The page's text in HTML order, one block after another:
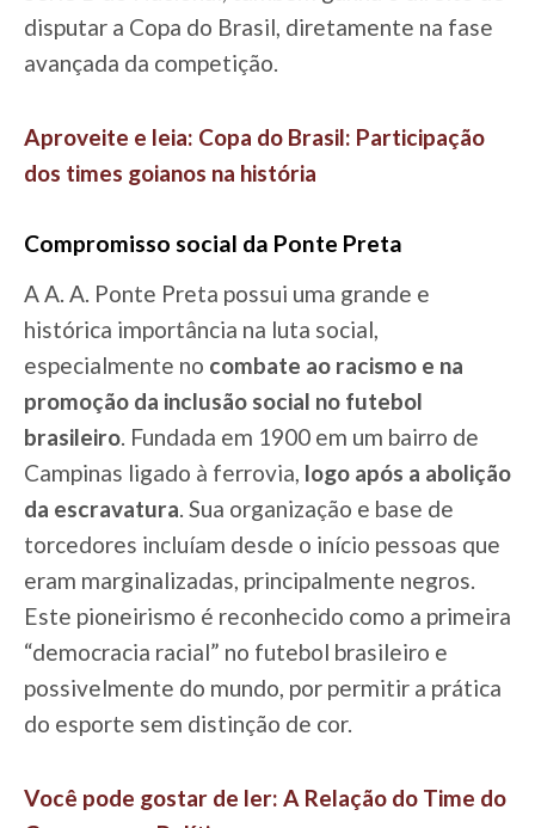
disputar a Copa do Brasil, diretamente na fase
avançada da competição.
Aproveite e leia: Copa do Brasil: Participação
dos times goianos na história
Compromisso social da Ponte Preta
A A. A. Ponte Preta possui uma grande e
histórica importância na luta social,
especialmente no combate ao racismo e na
promoção da inclusão social no futebol
brasileiro. Fundada em 1900 em um bairro de
Campinas ligado à ferrovia, logo após a abolição
da escravatura. Sua organização e base de
torcedores incluíam desde o início pessoas que
eram marginalizadas, principalmente negros.
Este pioneirismo é reconhecido como a primeira
“democracia racial” no futebol brasileiro e
possivelmente do mundo, por permitir a prática
do esporte sem distinção de cor.
Você pode gostar de ler: A Relação do Time do